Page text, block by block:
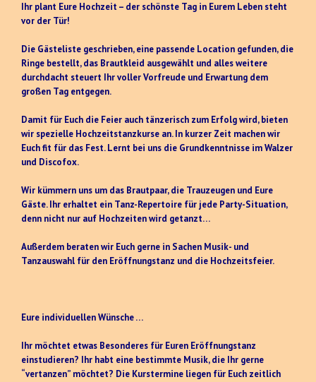
Ihr plant Eure Hochzeit – der schönste Tag in Eurem Leben steht
vor der Tür!
Die Gästeliste geschrieben, eine passende Location gefunden, die
Ringe bestellt, das Brautkleid ausgewählt und alles weitere
durchdacht steuert Ihr voller Vorfreude und Erwartung dem
großen Tag entgegen.
Damit für Euch die Feier auch tänzerisch zum Erfolg wird, bieten
wir spezielle Hochzeitstanzkurse an. In kurzer Zeit machen wir
Euch fit für das Fest. Lernt bei uns die Grundkenntnisse im Walzer
und Discofox.
Wir kümmern uns um das Brautpaar, die Trauzeugen und Eure
Gäste. Ihr erhaltet ein Tanz-Repertoire für jede Party-Situation,
denn nicht nur auf Hochzeiten wird getanzt…
Außerdem beraten wir Euch gerne in Sachen Musik- und
Tanzauswahl für den Eröffnungstanz und die Hochzeitsfeier.
Eure individuellen Wünsche …
Ihr möchtet etwas Besonderes für Euren Eröffnungstanz
einstudieren? Ihr habt eine bestimmte Musik, die Ihr gerne
“vertanzen” möchtet? Die Kurstermine liegen für Euch zeitlich